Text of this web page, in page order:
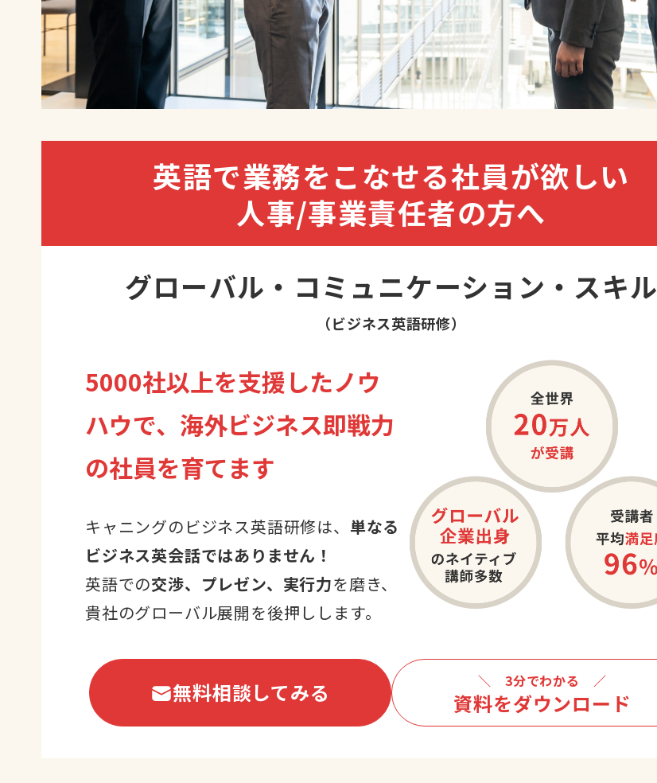
英語で業務をこなせる社員が欲しい
人事/事業責任者の方へ
グローバル・コミュニケーション・スキル
（ビジネス英語研修）
5000社以上を支援したノウ
ハウで、海外ビジネス即戦力
の社員を育てます
キャニングのビジネス英語研修は、 単なる
ビジネス英会話ではありません！
英語での交渉、プレゼン、実行力を磨き、
貴社のグローバル展開を後押しします。
無料相談してみる ＼ 3分でわかる ／
資料をダウンロード